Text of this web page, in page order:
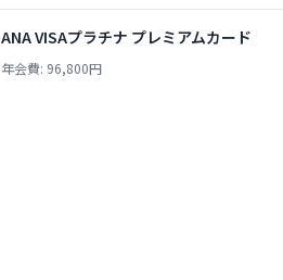
ANA VISAプラチナ プレミアムカード
年会費: 96,800円